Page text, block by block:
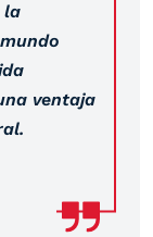
la
ventaja